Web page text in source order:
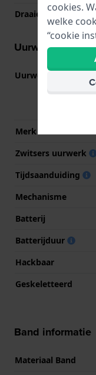
Draaiende bezel
Uurwerk
Uurwerk nr.
Merk uurwerk
Zwitsers uurwerk
Tijdsaanduiding
Mechanisme
Batterij
Batterijduur
Hackbaar
Geskeletteerd
Band informatie
Materiaal Band
cookies.
welke
“cookie